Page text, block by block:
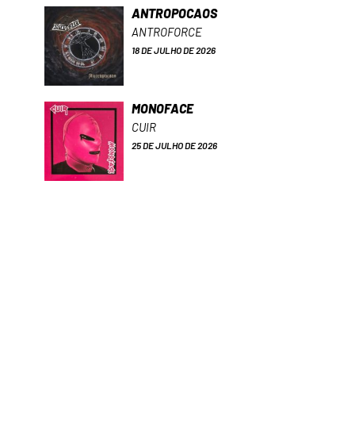
ANTROPOCAOS
ANTROFORCE
18 DE JULHO DE 2026
MONOFACE
CUIR
25 DE JULHO DE 2026